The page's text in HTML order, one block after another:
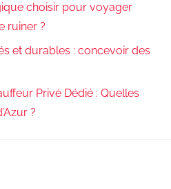
choisir pour voyager
ruiner ?
et durables : concevoir des
Privé Dédié : Quelles
?